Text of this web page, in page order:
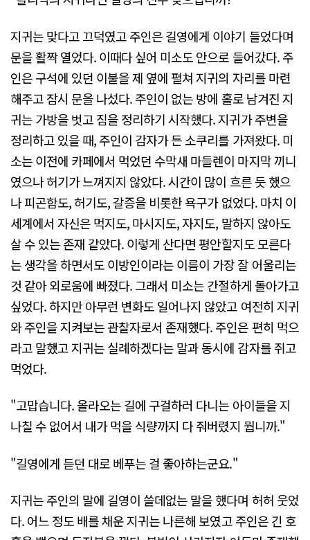
지귀는 맞다고 끄덕였고 주인은 길영에게 이야기 들었다며
문을 활짝 열었다. 이때다 싶어 미소도 안으로 들어갔다. 주
인은 구석에 있던 이불을 제 옆에 펼쳐 지귀의 자리를 마련
해주고 잠시 문을 나섰다. 주인이 없는 방에 홀로 남겨진 지
귀는 가방을 벗고 짐을 정리하기 시작했다. 지귀가 주변을
정리하고 있을 때, 주인이 감자가 든 소쿠리를 가져왔다. 미
소는 이전에 카페에서 먹었던 수막새 마들렌이 마지막 끼니
였으나 허기가 느껴지지 않았다. 시간이 많이 흐른 듯 했으
나 피곤함도, 허기도, 갈증을 비롯한 욕구가 없었다. 마치 이
세계에서 자신은 먹지도, 마시지도, 자지도, 말하지 않아도
살 수 있는 존재 같았다. 이렇게 산다면 평안할지도 모른다
는 생각을 하면서도 이방인이라는 이름이 가장 잘 어울리는
것 같아 외로움에 빠졌다. 그래서 미소는 간절하게 돌아가고
싶었다. 하지만 아무런 변화도 일어나지 않았고 여전히 지귀
와 주인을 지켜보는 관찰자로서 존재했다. 주인은 편히 먹으
라고 말했고 지귀는 실례하겠다는 말과 동시에 감자를 쥐고
먹었다.
"고맙습니다. 올라오는 길에 구걸하러 다니는 아이들을 지
나칠 수 없어서 내가 먹을 식량까지 다 줘버렸지 뭡니까."
"길영에게 듣던 대로 베푸는 걸 좋아하는군요."
지귀는 주인의 말에 길영이 쓸데없는 말을 했다며 허허 웃었
다. 어느 정도 배를 채운 지귀는 나른해 보였고 주인은 긴 호